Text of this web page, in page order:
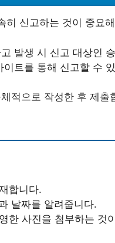
신고하는 것이 중요
발생 시 신고 대상인
트를 통해 신고할 수
적으로 작성한 후 제출
합니다.
날짜를 알려줍니다.
한 사진을 첨부하는 것